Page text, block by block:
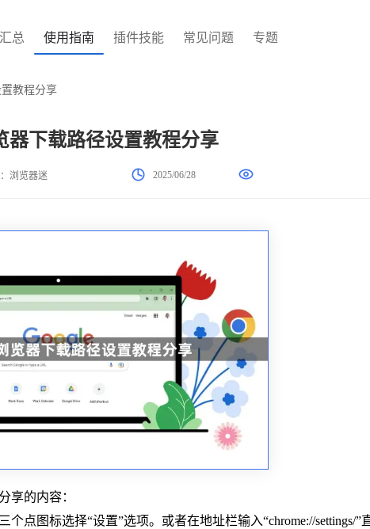
总 使用指南 插件技能 常见问题 专题
教程分享
器下载路径设置教程分享
浏览器迷 2025/06/28
享的内容：
点图标选择“设置”选项。或者在地址栏输入“chrome://settings/”